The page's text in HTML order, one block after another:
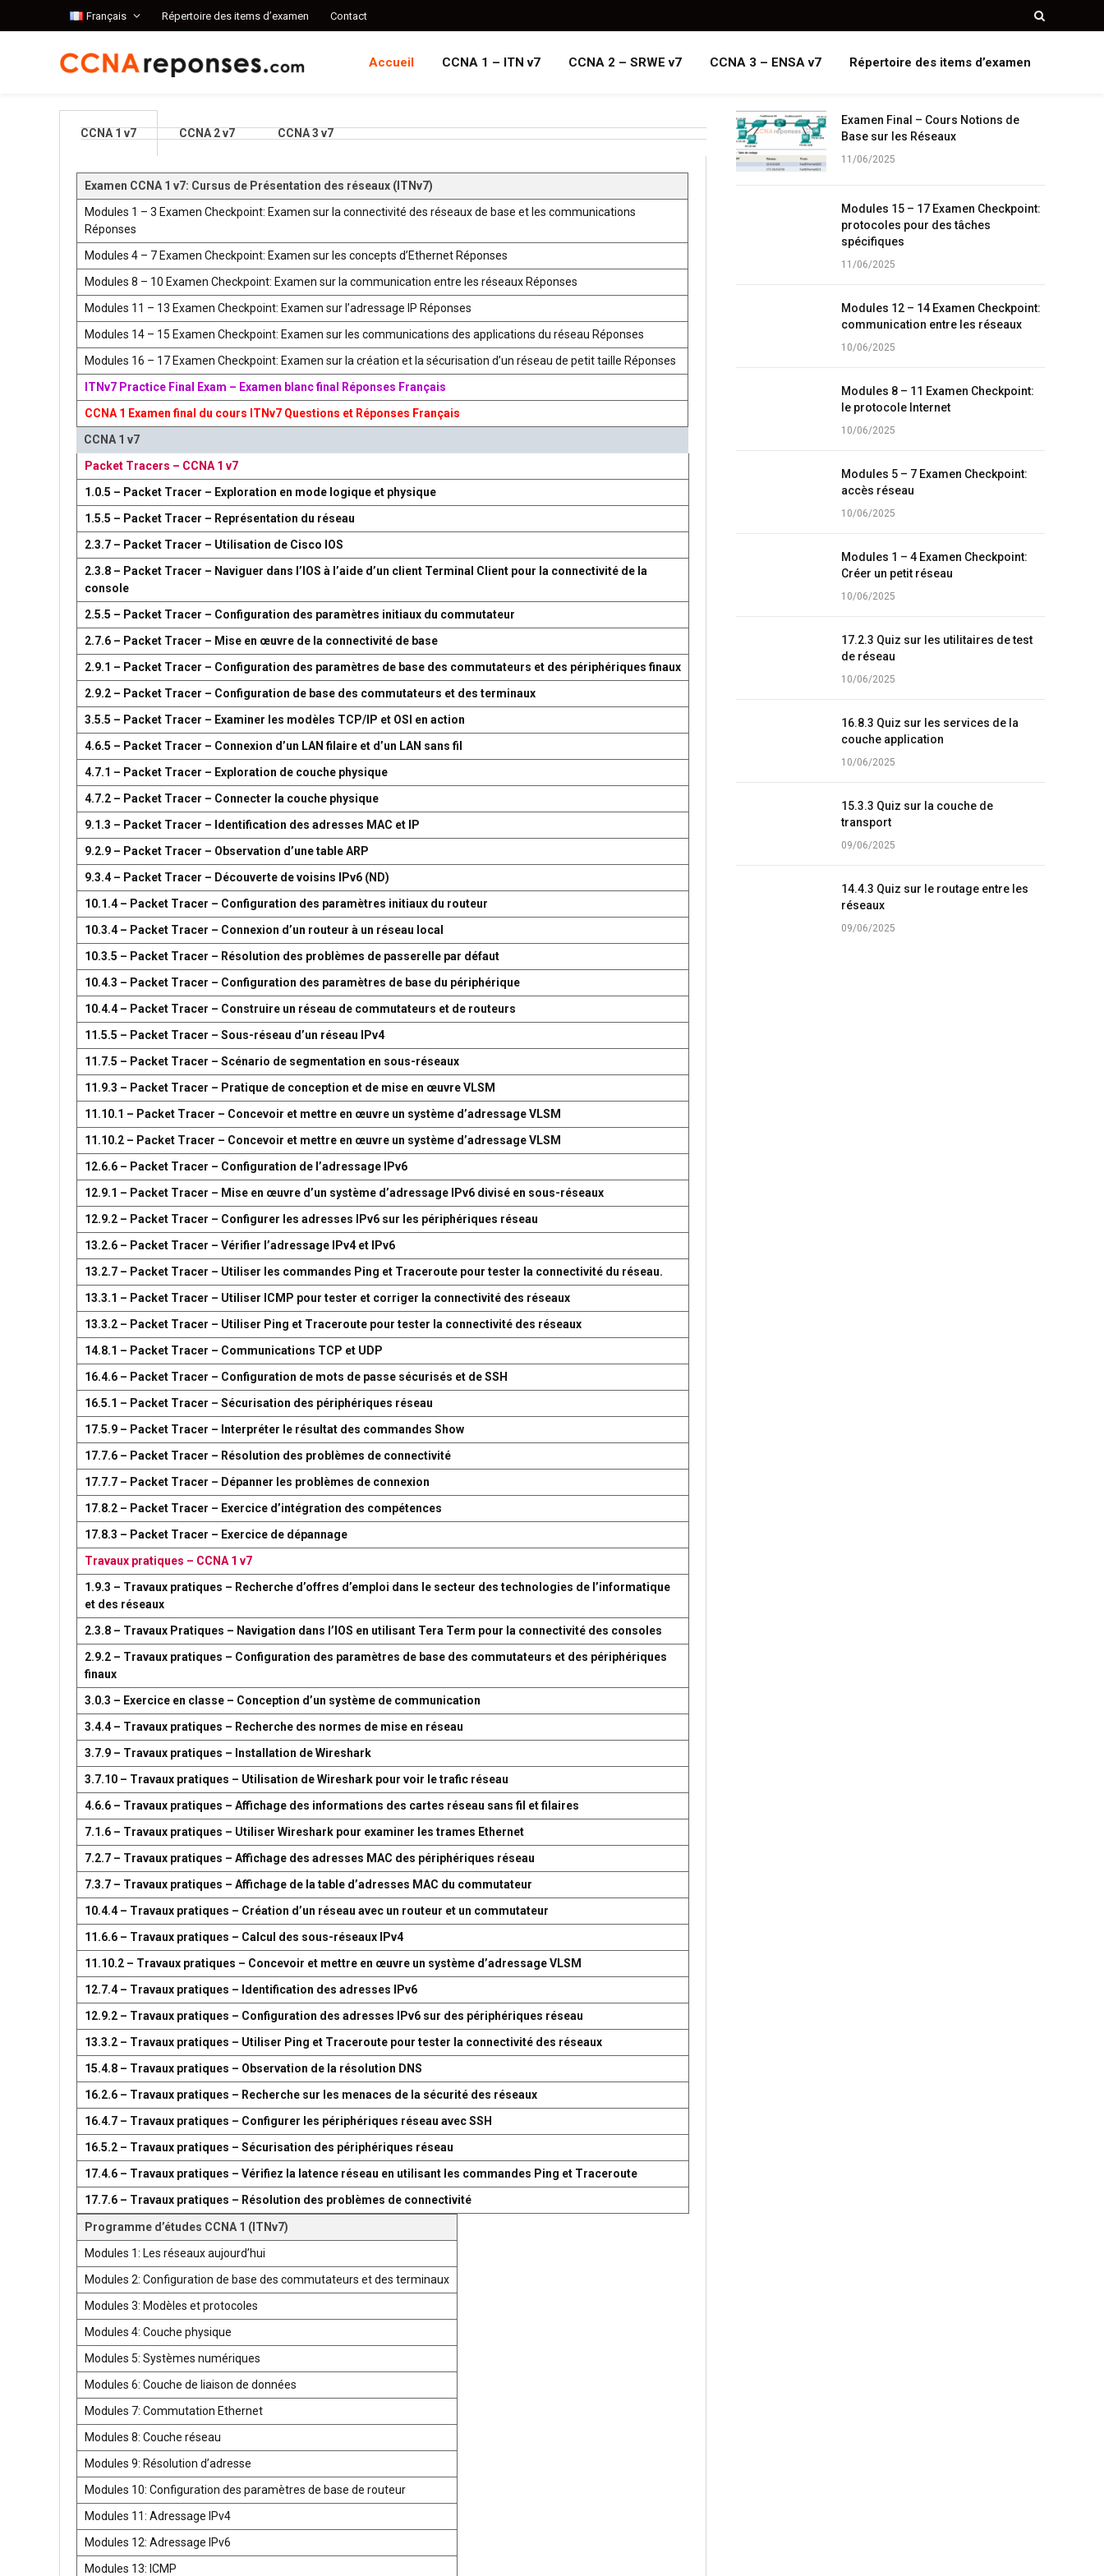
Français Répertoire des items d’examen Contact
Accueil CCNA 1 – ITN v7 CCNA 2 – SRWE v7 CCNA 3 – ENSA v7 Répertoire des items d’examen
CCNA 1 v7 CCNA 2 v7 CCNA 3 v7
Examen CCNA 1 v7: Cursus de Présentation des réseaux (ITNv7)
Modules 1 – 3 Examen Checkpoint: Examen sur la connectivité des réseaux de base et les communications
Réponses
Modules 4 – 7 Examen Checkpoint: Examen sur les concepts d’Ethernet Réponses
Modules 8 – 10 Examen Checkpoint: Examen sur la communication entre les réseaux Réponses
Modules 11 – 13 Examen Checkpoint: Examen sur l’adressage IP Réponses
Modules 14 – 15 Examen Checkpoint: Examen sur les communications des applications du réseau Réponses
Modules 16 – 17 Examen Checkpoint: Examen sur la création et la sécurisation d’un réseau de petit taille Réponses
ITNv7 Practice Final Exam – Examen blanc final Réponses Français
CCNA 1 Examen final du cours ITNv7 Questions et Réponses Français
CCNA 1 v7
Packet Tracers – CCNA 1 v7
1.0.5 – Packet Tracer – Exploration en mode logique et physique
1.5.5 – Packet Tracer – Représentation du réseau
2.3.7 – Packet Tracer – Utilisation de Cisco IOS
2.3.8 – Packet Tracer – Naviguer dans l’IOS à l’aide d’un client Terminal Client pour la connectivité de la
console
2.5.5 – Packet Tracer – Configuration des paramètres initiaux du commutateur
2.7.6 – Packet Tracer – Mise en œuvre de la connectivité de base
2.9.1 – Packet Tracer – Configuration des paramètres de base des commutateurs et des périphériques finaux
2.9.2 – Packet Tracer – Configuration de base des commutateurs et des terminaux
3.5.5 – Packet Tracer – Examiner les modèles TCP/IP et OSI en action
4.6.5 – Packet Tracer – Connexion d’un LAN filaire et d’un LAN sans fil
4.7.1 – Packet Tracer – Exploration de couche physique
4.7.2 – Packet Tracer – Connecter la couche physique
9.1.3 – Packet Tracer – Identification des adresses MAC et IP
9.2.9 – Packet Tracer – Observation d’une table ARP
9.3.4 – Packet Tracer – Découverte de voisins IPv6 (ND)
10.1.4 – Packet Tracer – Configuration des paramètres initiaux du routeur
10.3.4 – Packet Tracer – Connexion d’un routeur à un réseau local
10.3.5 – Packet Tracer – Résolution des problèmes de passerelle par défaut
10.4.3 – Packet Tracer – Configuration des paramètres de base du périphérique
10.4.4 – Packet Tracer – Construire un réseau de commutateurs et de routeurs
11.5.5 – Packet Tracer – Sous-réseau d’un réseau IPv4
11.7.5 – Packet Tracer – Scénario de segmentation en sous-réseaux
11.9.3 – Packet Tracer – Pratique de conception et de mise en œuvre VLSM
11.10.1 – Packet Tracer – Concevoir et mettre en œuvre un système d’adressage VLSM
11.10.2 – Packet Tracer – Concevoir et mettre en œuvre un système d’adressage VLSM
12.6.6 – Packet Tracer – Configuration de l’adressage IPv6
12.9.1 – Packet Tracer – Mise en œuvre d’un système d’adressage IPv6 divisé en sous-réseaux
12.9.2 – Packet Tracer – Configurer les adresses IPv6 sur les périphériques réseau
13.2.6 – Packet Tracer – Vérifier l’adressage IPv4 et IPv6
13.2.7 – Packet Tracer – Utiliser les commandes Ping et Traceroute pour tester la connectivité du réseau.
13.3.1 – Packet Tracer – Utiliser ICMP pour tester et corriger la connectivité des réseaux
13.3.2 – Packet Tracer – Utiliser Ping et Traceroute pour tester la connectivité des réseaux
14.8.1 – Packet Tracer – Communications TCP et UDP
16.4.6 – Packet Tracer – Configuration de mots de passe sécurisés et de SSH
16.5.1 – Packet Tracer – Sécurisation des périphériques réseau
17.5.9 – Packet Tracer – Interpréter le résultat des commandes Show
17.7.6 – Packet Tracer – Résolution des problèmes de connectivité
17.7.7 – Packet Tracer – Dépanner les problèmes de connexion
17.8.2 – Packet Tracer – Exercice d’intégration des compétences
17.8.3 – Packet Tracer – Exercice de dépannage
Travaux pratiques – CCNA 1 v7
1.9.3 – Travaux pratiques – Recherche d’offres d’emploi dans le secteur des technologies de l’informatique
et des réseaux
2.3.8 – Travaux Pratiques – Navigation dans l’IOS en utilisant Tera Term pour la connectivité des consoles
2.9.2 – Travaux pratiques – Configuration des paramètres de base des commutateurs et des périphériques
finaux
3.0.3 – Exercice en classe – Conception d’un système de communication
3.4.4 – Travaux pratiques – Recherche des normes de mise en réseau
3.7.9 – Travaux pratiques – Installation de Wireshark
3.7.10 – Travaux pratiques – Utilisation de Wireshark pour voir le trafic réseau
4.6.6 – Travaux pratiques – Affichage des informations des cartes réseau sans fil et filaires
7.1.6 – Travaux pratiques – Utiliser Wireshark pour examiner les trames Ethernet
7.2.7 – Travaux pratiques – Affichage des adresses MAC des périphériques réseau
7.3.7 – Travaux pratiques – Affichage de la table d’adresses MAC du commutateur
10.4.4 – Travaux pratiques – Création d’un réseau avec un routeur et un commutateur
11.6.6 – Travaux pratiques – Calcul des sous-réseaux IPv4
11.10.2 – Travaux pratiques – Concevoir et mettre en œuvre un système d’adressage VLSM
12.7.4 – Travaux pratiques – Identification des adresses IPv6
12.9.2 – Travaux pratiques – Configuration des adresses IPv6 sur des périphériques réseau
13.3.2 – Travaux pratiques – Utiliser Ping et Traceroute pour tester la connectivité des réseaux
15.4.8 – Travaux pratiques – Observation de la résolution DNS
16.2.6 – Travaux pratiques – Recherche sur les menaces de la sécurité des réseaux
16.4.7 – Travaux pratiques – Configurer les périphériques réseau avec SSH
16.5.2 – Travaux pratiques – Sécurisation des périphériques réseau
17.4.6 – Travaux pratiques – Vérifiez la latence réseau en utilisant les commandes Ping et Traceroute
17.7.6 – Travaux pratiques – Résolution des problèmes de connectivité
Programme d’études CCNA 1 (ITNv7)
Modules 1: Les réseaux aujourd’hui
Modules 2: Configuration de base des commutateurs et des terminaux
Modules 3: Modèles et protocoles
Modules 4: Couche physique
Modules 5: Systèmes numériques
Modules 6: Couche de liaison de données
Modules 7: Commutation Ethernet
Modules 8: Couche réseau
Modules 9: Résolution d’adresse
Modules 10: Configuration des paramètres de base de routeur
Modules 11: Adressage IPv4
Modules 12: Adressage IPv6
Modules 13: ICMP
Examen Final – Cours Notions de
Base sur les Réseaux
11/06/2025
Modules 15 – 17 Examen Checkpoint:
protocoles pour des tâches
spécifiques
11/06/2025
Modules 12 – 14 Examen Checkpoint:
communication entre les réseaux
10/06/2025
Modules 8 – 11 Examen Checkpoint:
le protocole Internet
10/06/2025
Modules 5 – 7 Examen Checkpoint:
accès réseau
10/06/2025
Modules 1 – 4 Examen Checkpoint:
Créer un petit réseau
10/06/2025
17.2.3 Quiz sur les utilitaires de test
de réseau
10/06/2025
16.8.3 Quiz sur les services de la
couche application
10/06/2025
15.3.3 Quiz sur la couche de
transport
09/06/2025
14.4.3 Quiz sur le routage entre les
réseaux
09/06/2025